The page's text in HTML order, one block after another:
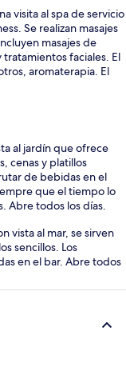
visita al spa de servicio
Se realizan masajes
masajes de
faciales. El
aromaterapia. El
al jardín que ofrece
cenas y platillos
de bebidas en el
que el tiempo lo
Abre todos los días.
vista al mar, se sirven
sencillos. Los
en el bar. Abre todos